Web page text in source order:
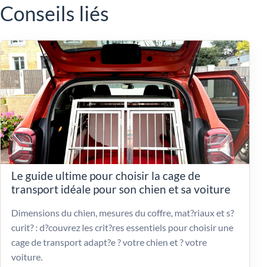
Conseils liés
Le guide ultime pour choisir la cage de
transport idéale pour son chien et sa voiture
Dimensions du chien, mesures du coffre, mat?riaux et s?
curit? : d?couvrez les crit?res essentiels pour choisir une
cage de transport adapt?e ? votre chien et ? votre
voiture.